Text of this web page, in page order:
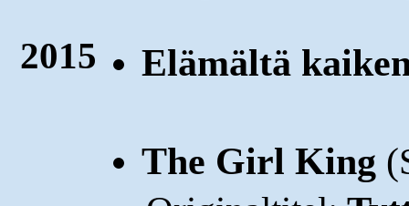
2015 Elämältä
The Girl King (